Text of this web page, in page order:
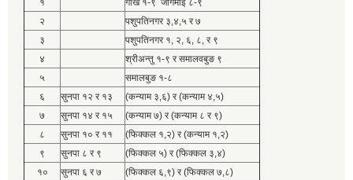
१
गोर्खे १-९ जोगमाई ८-९
२
पशुपतिनगर ३,४,५ र ७
३
पशुपतिनगर १, २, ६, ८, र ९
४
श्रीअन्तु १-९ र समालवबुङ ९
५
समालबुङ १-८
६
सुनपा १२ र १३
(कन्याम ३,६) र (कन्याम ४,५)
७
सुनपा १४ र १५
(कन्याम ७) र (कन्याम ८ र ९)
८
सुनपा १० र ११
(फिक्कल १,२) र (कन्याम १,२)
९
सुनपा ८ र ९
(फिक्कल ५) र (फिक्कल ३,४)
१०
सुनपा ६ र ७ (फिक्कल ६,९) र (फिक्कल ७,८)